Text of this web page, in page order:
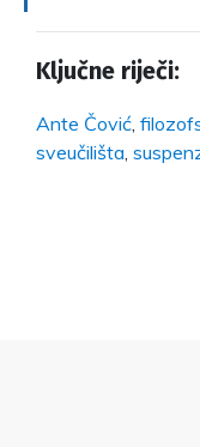
Ključne riječi:
Ante Čović,
sveučilišta,